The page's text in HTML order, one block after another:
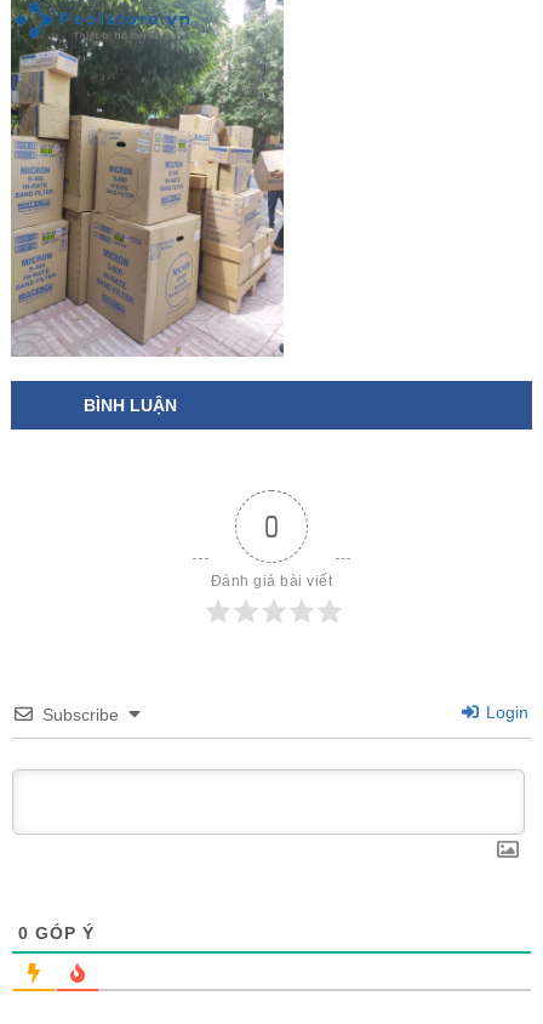
BÌNH LUẬN
0
Đánh giá bài viết
Subscribe Login
0 GÓP Ý